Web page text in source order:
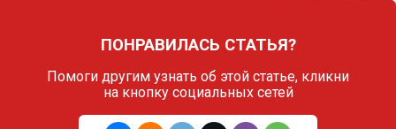
ПОНРАВИЛАСЬ СТАТЬЯ?
Помоги другим узнать об этой статье, кликни
на кнопку социальных сетей